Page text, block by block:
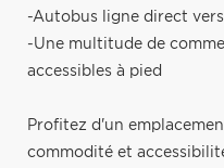
-Autobus ligne direct
-Une multitude de
accessibles à pied
Profitez d'un
commodité et